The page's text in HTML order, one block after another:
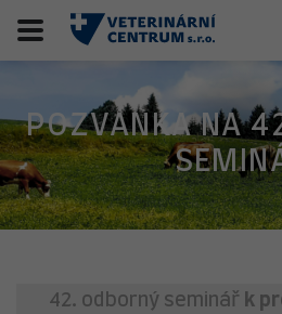
POZVÁNKA NA
42. odborný seminář k